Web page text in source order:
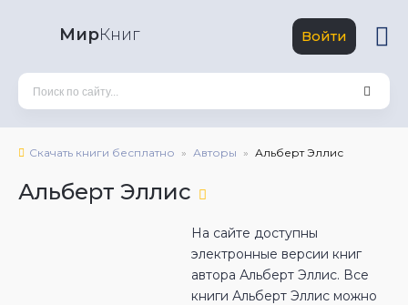
МирКниг Войти
Скачать книги бесплатно Авторы Альберт Эллис
Альберт Эллис
На сайте доступны
электронные версии книг
автора Альберт Эллис. Все
книги Альберт Эллис можно